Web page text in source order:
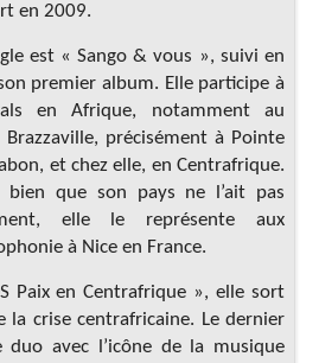
en 2009.
est « Sango & vous », suivi en
premier album. Elle participe à
en Afrique, notamment au
précisément à Pointe
et chez elle, en Centrafrique.
bien que son pays ne l’ait pas
elle le représente aux
à Nice en France.
Paix en Centrafrique », elle sort
la crise centrafricaine. Le dernier
avec l’icône de la musique